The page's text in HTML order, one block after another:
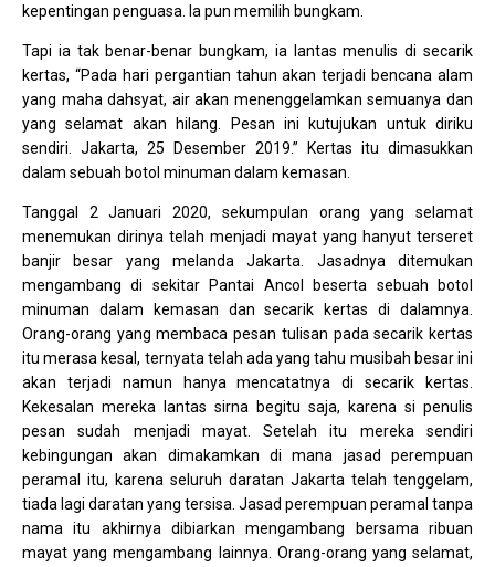
kepentingan penguasa. Ia pun memilih bungkam.
Tapi ia tak benar-benar bungkam, ia lantas menulis di secarik
kertas, “Pada hari pergantian tahun akan terjadi bencana alam
yang maha dahsyat, air akan menenggelamkan semuanya dan
yang selamat akan hilang. Pesan ini kutujukan untuk diriku
sendiri. Jakarta, 25 Desember 2019.” Kertas itu dimasukkan
dalam sebuah botol minuman dalam kemasan.
Tanggal 2 Januari 2020, sekumpulan orang yang selamat
menemukan dirinya telah menjadi mayat yang hanyut terseret
banjir besar yang melanda Jakarta. Jasadnya ditemukan
mengambang di sekitar Pantai Ancol beserta sebuah botol
minuman dalam kemasan dan secarik kertas di dalamnya.
Orang-orang yang membaca pesan tulisan pada secarik kertas
itu merasa kesal, ternyata telah ada yang tahu musibah besar ini
akan terjadi namun hanya mencatatnya di secarik kertas.
Kekesalan mereka lantas sirna begitu saja, karena si penulis
pesan sudah menjadi mayat. Setelah itu mereka sendiri
kebingungan akan dimakamkan di mana jasad perempuan
peramal itu, karena seluruh daratan Jakarta telah tenggelam,
tiada lagi daratan yang tersisa. Jasad perempuan peramal tanpa
nama itu akhirnya dibiarkan mengambang bersama ribuan
mayat yang mengambang lainnya. Orang-orang yang selamat,